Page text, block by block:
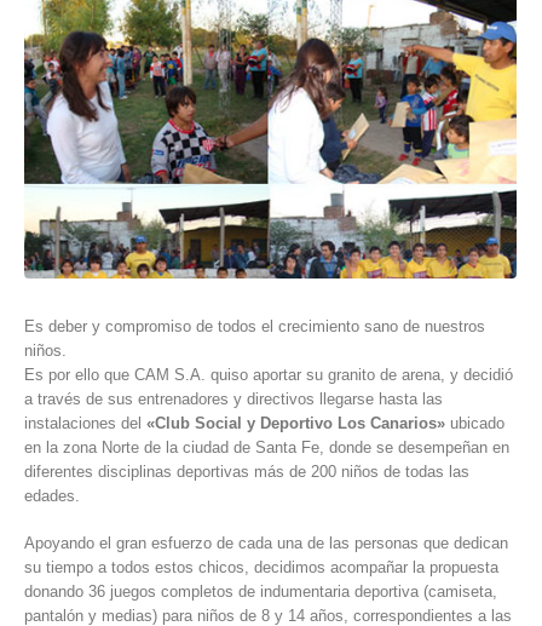
Es deber y compromiso de todos el crecimiento sano de nuestros
niños.
Es por ello que CAM S.A. quiso aportar su granito de arena, y decidió
a través de sus entrenadores y directivos llegarse hasta las
instalaciones del «Club Social y Deportivo Los Canarios» ubicado
en la zona Norte de la ciudad de Santa Fe, donde se desempeñan en
diferentes disciplinas deportivas más de 200 niños de todas las
edades.
Apoyando el gran esfuerzo de cada una de las personas que dedican
su tiempo a todos estos chicos, decidimos acompañar la propuesta
donando 36 juegos completos de indumentaria deportiva (camiseta,
pantalón y medias) para niños de 8 y 14 años, correspondientes a las